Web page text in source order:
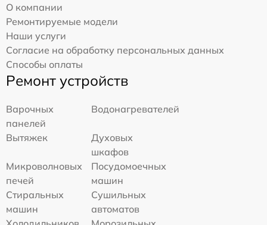
О компании
Ремонтируемые модели
Наши услуги
Согласие на обработку персональных данных
Способы оплаты
Ремонт устройств
Варочных
панелей
Водонагревателей
Вытяжек
Духовых
шкафов
Микроволновых
печей
Посудомоечных
машин
Стиральных
машин
Сушильных
автоматов